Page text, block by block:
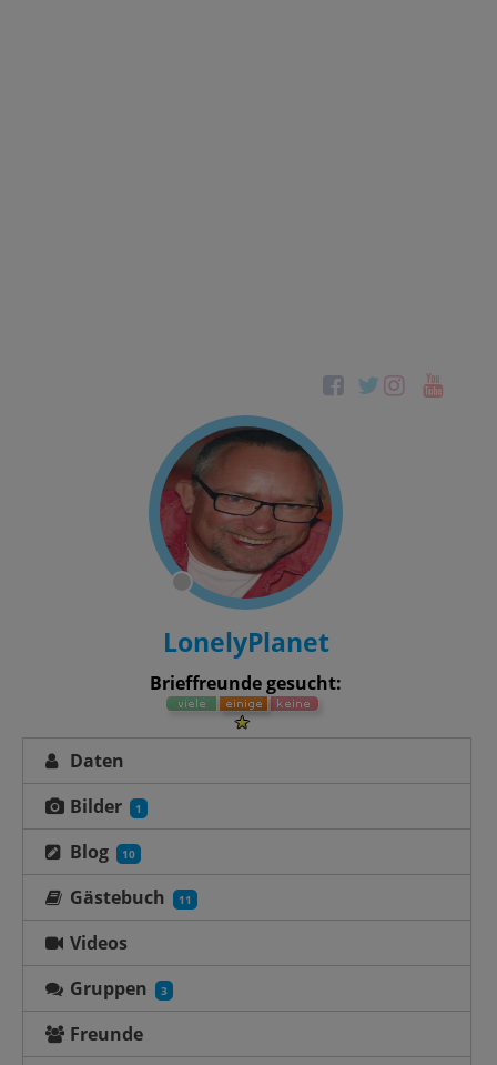
LonelyPlanet
Brieffreunde gesucht:
Daten
Bilder
1
Blog 10
Gästebuch 11
Videos
Gruppen
3
Freunde